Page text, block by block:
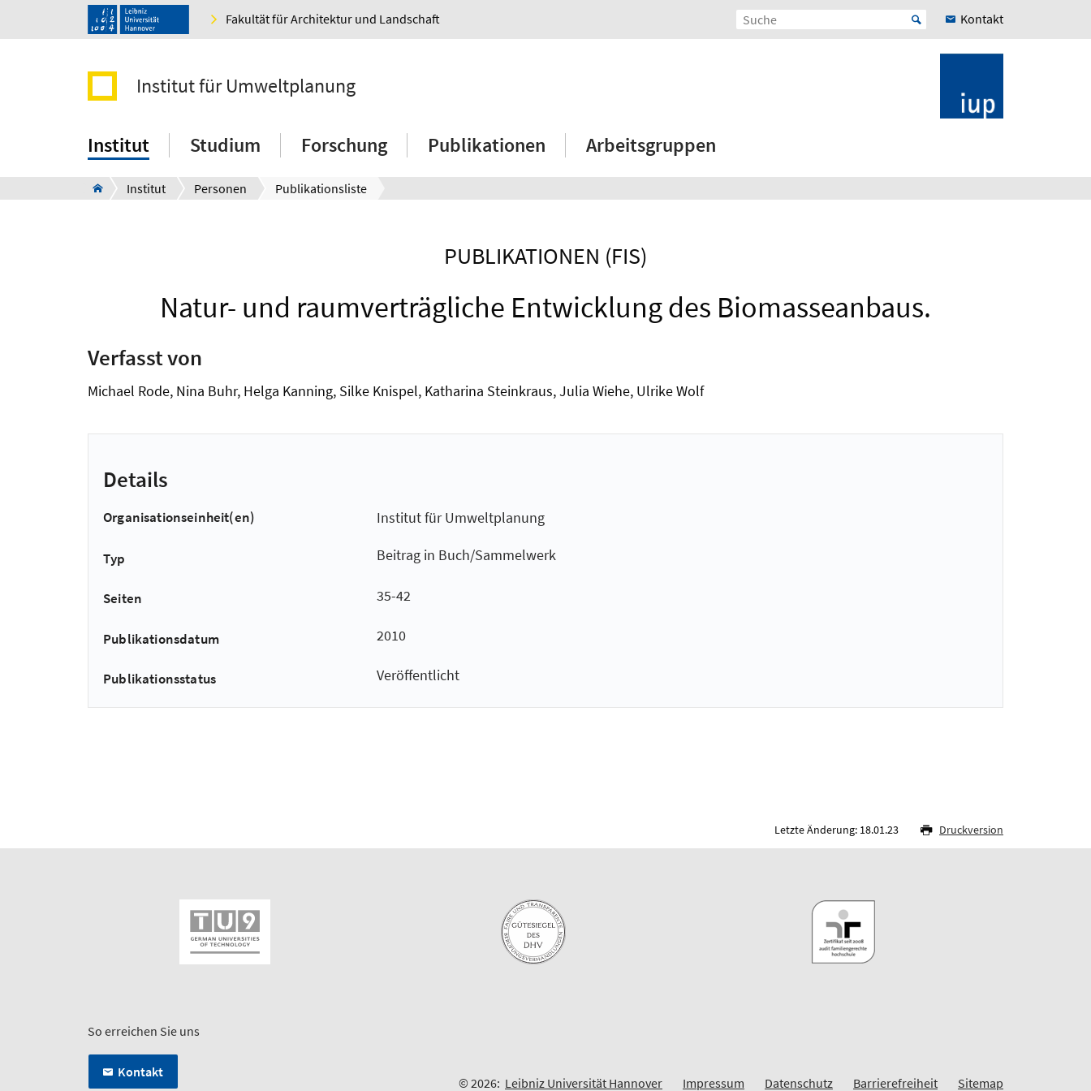
Fakultät für Architektur und Landschaft Kontakt
Institut für Umweltplanung
Institut Studium Forschung Publikationen Arbeitsgruppen
Institut Personen Publikationsliste
PUBLIKATIONEN (FIS)
Natur- und raumverträgliche Entwicklung des Biomasseanbaus.
Verfasst von
Michael Rode, Nina Buhr, Helga Kanning, Silke Knispel, Katharina Steinkraus, Julia Wiehe, Ulrike Wolf
Details
Organisationseinheit(en) Institut für Umweltplanung
Typ Beitrag in Buch/Sammelwerk
Seiten 35-42
Publikationsdatum 2010
Publikationsstatus Veröffentlicht
Letzte Änderung: 18.01.23 Druckversion
So erreichen Sie uns
Kontakt
© 2026: Leibniz Universität Hannover Impressum Datenschutz Barrierefreiheit Sitemap